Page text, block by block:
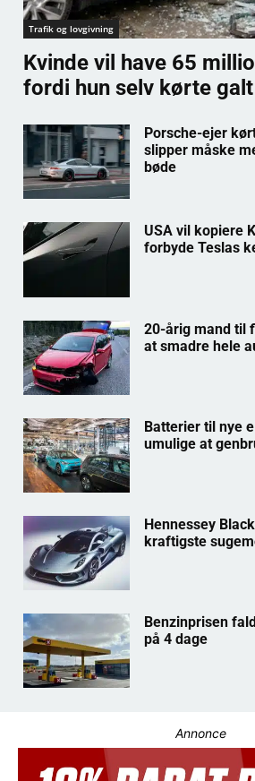
Trafik og lovgivning
Kvinde vil have 65
fordi hun selv kørte galt
Porsche-ejer
slipper måske
bøde
USA vil kopiere
forbyde Teslas
20-årig mand til
at smadre hele
Batterier til nye
umulige at
Hennessey
kraftigste
Benzinprisen
på 4 dage
Annonce